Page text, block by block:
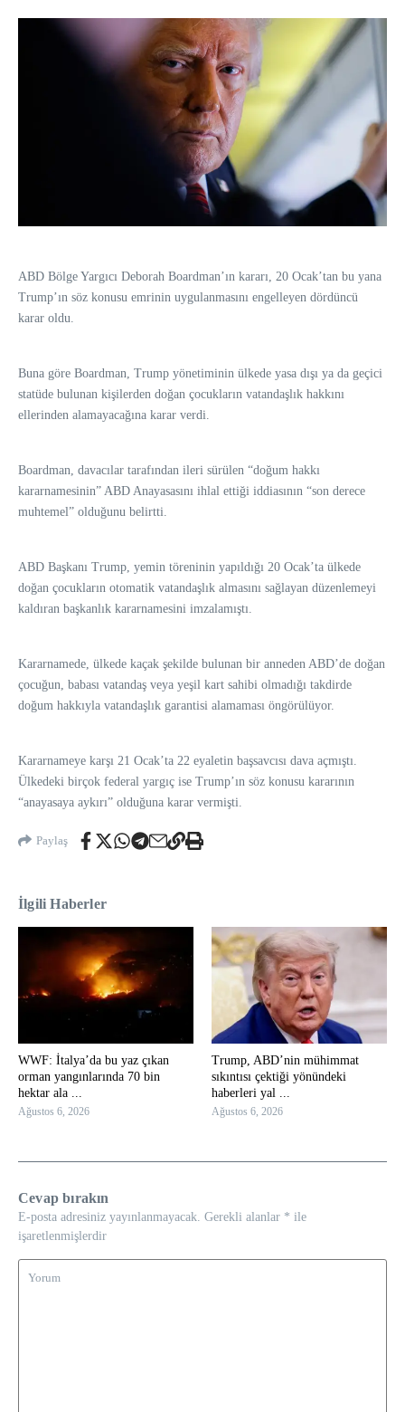
ABD Bölge Yargıcı Deborah Boardman’ın kararı, 20 Ocak’tan bu yana
Trump’ın söz konusu emrinin uygulanmasını engelleyen dördüncü
karar oldu.
Buna göre Boardman, Trump yönetiminin ülkede yasa dışı ya da geçici
statüde bulunan kişilerden doğan çocukların vatandaşlık hakkını
ellerinden alamayacağına karar verdi.
Boardman, davacılar tarafından ileri sürülen “doğum hakkı
kararnamesinin” ABD Anayasasını ihlal ettiği iddiasının “son derece
muhtemel” olduğunu belirtti.
ABD Başkanı Trump, yemin töreninin yapıldığı 20 Ocak’ta ülkede
doğan çocukların otomatik vatandaşlık almasını sağlayan düzenlemeyi
kaldıran başkanlık kararnamesini imzalamıştı.
Kararnamede, ülkede kaçak şekilde bulunan bir anneden ABD’de doğan
çocuğun, babası vatandaş veya yeşil kart sahibi olmadığı takdirde
doğum hakkıyla vatandaşlık garantisi alamaması öngörülüyor.
Kararnameye karşı 21 Ocak’ta 22 eyaletin başsavcısı dava açmıştı.
Ülkedeki birçok federal yargıç ise Trump’ın söz konusu kararının
“anayasaya aykırı” olduğuna karar vermişti.
Paylaş
İlgili Haberler
WWF: İtalya’da bu yaz çıkan
orman yangınlarında 70 bin
hektar ala ...
Ağustos 6, 2026
Trump, ABD’nin mühimmat
sıkıntısı çektiği yönündeki
haberleri yal ...
Ağustos 6, 2026
Cevap bırakın
E-posta adresiniz yayınlanmayacak. Gerekli alanlar * ile
işaretlenmişlerdir